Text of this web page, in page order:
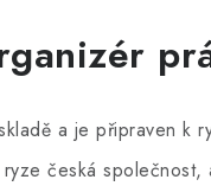
a je připraven k
česká